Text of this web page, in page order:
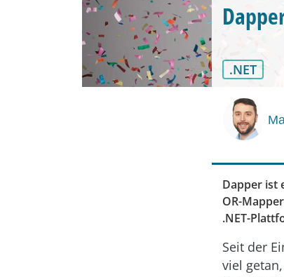
.NET
Dapper ist
OR-
.NET-
Seit der
viel